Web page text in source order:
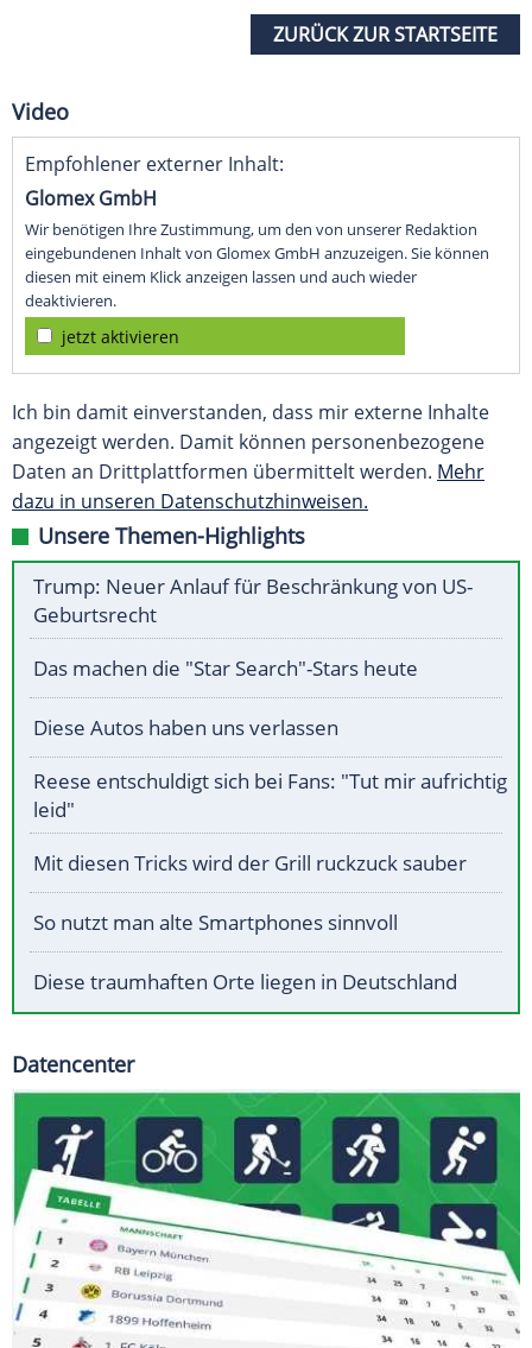
ZURÜCK ZUR STARTSEITE
Video
Empfohlener externer Inhalt:
Glomex GmbH
Wir benötigen Ihre Zustimmung, um den von unserer Redaktion
eingebundenen Inhalt von Glomex GmbH anzuzeigen. Sie können
diesen mit einem Klick anzeigen lassen und auch wieder
deaktivieren.
jetzt aktivieren
Ich bin damit einverstanden, dass mir externe Inhalte
angezeigt werden. Damit können personenbezogene
Daten an Drittplattformen übermittelt werden. Mehr
dazu in unseren Datenschutzhinweisen.
Unsere Themen-Highlights
Trump: Neuer Anlauf für Beschränkung von US-
Geburtsrecht
Das machen die "Star Search"-Stars heute
Diese Autos haben uns verlassen
Reese entschuldigt sich bei Fans: "Tut mir aufrichtig
leid"
Mit diesen Tricks wird der Grill ruckzuck sauber
So nutzt man alte Smartphones sinnvoll
Diese traumhaften Orte liegen in Deutschland
Datencenter